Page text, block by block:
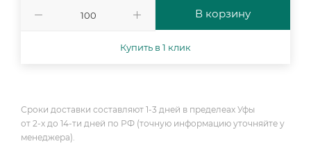
В корзину
Купить в 1 клик
Сроки доставки составляют 1-3 дней в пределеах Уфы
от 2-х до 14-ти дней по РФ (точную информацию уточняйте у
менеджера).